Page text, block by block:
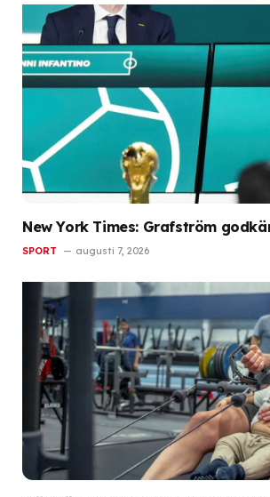
New York Times: Grafström
SPORT augusti 7, 2026